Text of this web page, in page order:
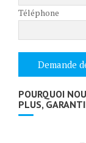
Téléphone
POURQUOI
PLUS,